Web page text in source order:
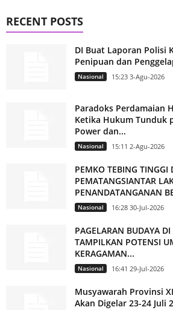
RECENT POSTS
DI Buat Laporan Polisi
Penipuan dan
Nasional 15:23 3-Agu-2026
Paradoks Perdamaian
Ketika Hukum Tunduk
Power dan...
Nasional 15:11 2-Agu-2026
PEMKO TEBING TINGGI
PEMATANGSIANTAR
PENANDATANGANAN
Nasional 16:28 30-Jul-2026
PAGELARAN BUDAYA
TAMPILKAN POTENSI
KERAGAMAN...
Nasional 16:41 29-Jul-2026
Musyawarah Provinsi
Akan Digelar 23-24 Juli